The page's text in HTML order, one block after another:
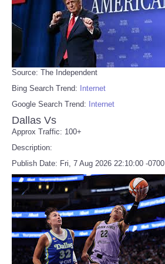
Source: The Independent
Bing Search Trend: Internet
Google Search Trend: Internet
Dallas Vs
Approx Traffic: 100+
Description:
Publish Date: Fri, 7 Aug 2026 22:10:00 -0700